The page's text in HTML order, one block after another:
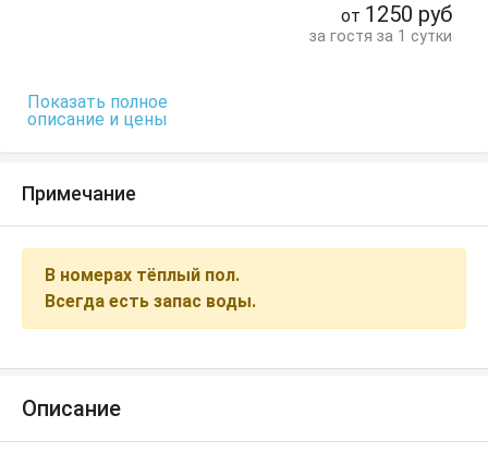
от 1250 руб
за гостя за 1 сутки
Показать полное
описание и цены
Примечание
В номерах тёплый пол.
Всегда есть запас воды.
Описание